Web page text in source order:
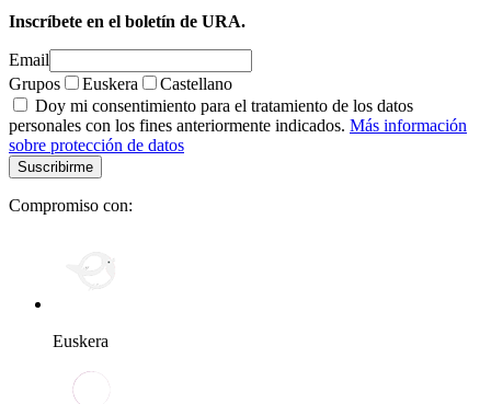
Inscríbete en el boletín de URA.
Email
Grupos
Euskera
Castellano
Doy mi consentimiento para el tratamiento de los datos
personales con los fines anteriormente indicados. Más información
sobre protección de datos
Compromiso con:
Euskera